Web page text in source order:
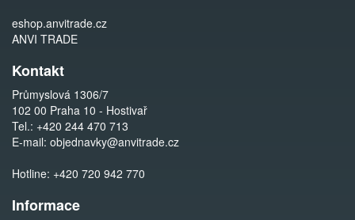
eshop.anvitrade.cz
ANVI TRADE
Kontakt
Průmyslová 1306/7
102 00 Praha 10 - Hostivař
Tel.: +420 244 470 713
E-mail: objednavky@anvitrade.cz
Hotline: +420 720 942 770
Informace